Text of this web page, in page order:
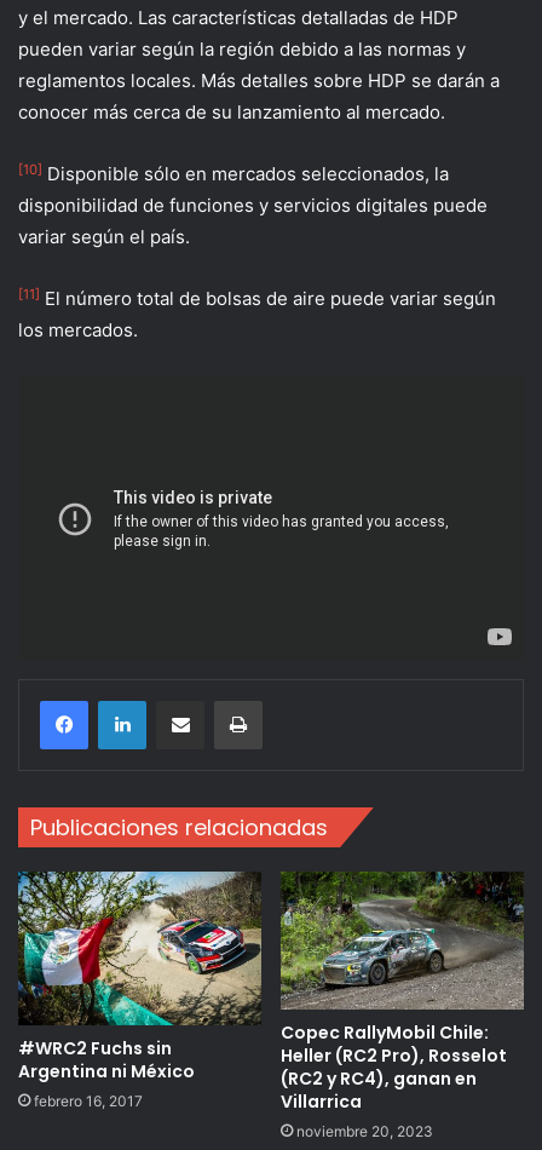
y el mercado. Las características detalladas de HDP
pueden variar según la región debido a las normas y
reglamentos locales. Más detalles sobre HDP se darán a
conocer más cerca de su lanzamiento al mercado.
[10] Disponible sólo en mercados seleccionados, la
disponibilidad de funciones y servicios digitales puede
variar según el país.
[11] El número total de bolsas de aire puede variar según
los mercados.
Compartir por correo electrónicoImprimir
Publicaciones relacionadas
#WRC2 Fuchs sin
Argentina ni México
febrero 16, 2017
Copec RallyMobil Chile:
Heller (RC2 Pro), Rosselot
(RC2 y RC4), ganan en
Villarrica
noviembre 20, 2023